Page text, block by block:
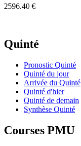
2596.40 €
Quinté
Pronostic Quinté
Quinté du jour
Arrivée du Quinté
Quinté d'hier
Quinté de demain
Synthèse Quinté
Courses PMU